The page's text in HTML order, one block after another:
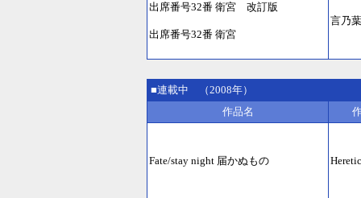
出席番号32番 衛宮 改訂版
出席番号32番 衛宮
言乃
■連載中 （2008年）
作品名
Fate/stay night 届かぬもの